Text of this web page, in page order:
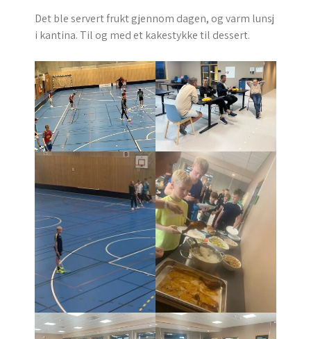
Det ble servert frukt gjennom dagen, og varm lunsj
i kantina. Til og med et kakestykke til dessert.